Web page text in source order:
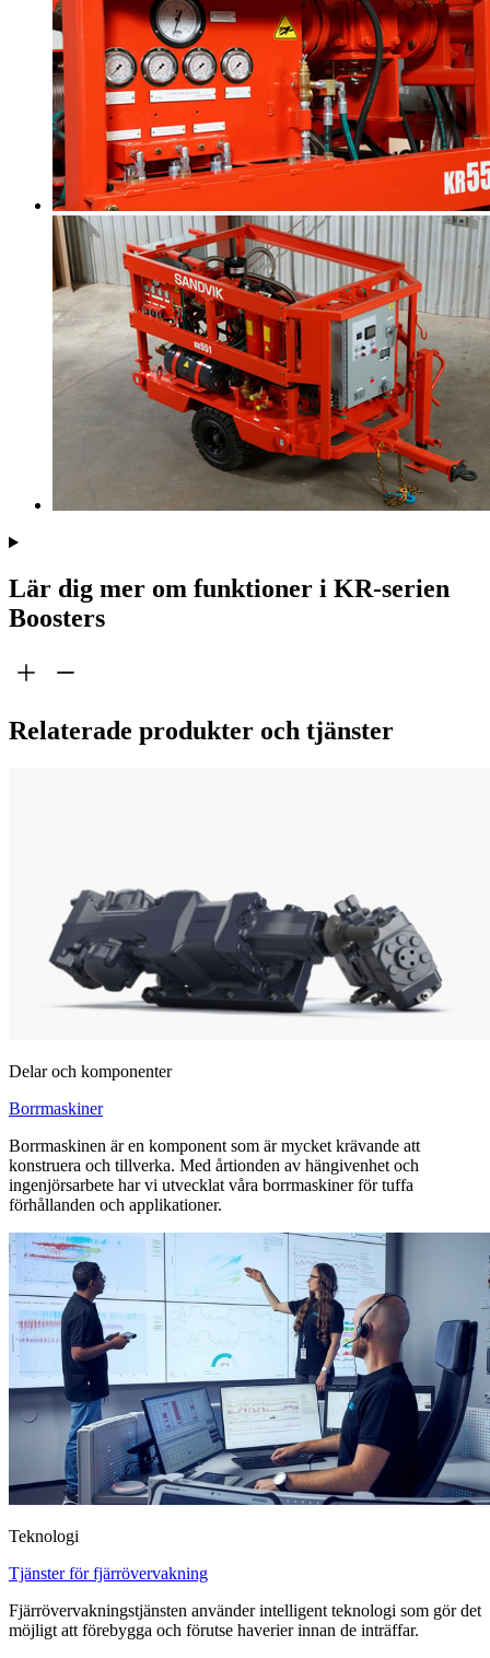
Lär dig mer om funktioner i KR-serien
Boosters
Relaterade produkter och tjänster
Delar och komponenter
Borrmaskiner
Borrmaskinen är en komponent som är mycket krävande att
konstruera och tillverka. Med årtionden av hängivenhet och
ingenjörsarbete har vi utvecklat våra borrmaskiner för tuffa
förhållanden och applikationer.
Teknologi
Tjänster för fjärrövervakning
Fjärrövervakningstjänsten använder intelligent teknologi som gör det
möjligt att förebygga och förutse haverier innan de inträffar.